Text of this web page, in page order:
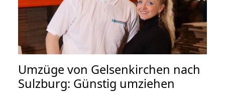
Umzüge von Gelsenkirchen nach
Sulzburg: Günstig umziehen